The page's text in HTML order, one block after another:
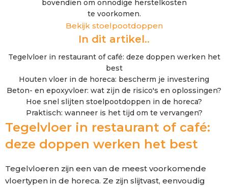
bovendien om onnodige herstelkosten
te voorkomen.
Bekijk stoelpootdoppen
In dit artikel..
Tegelvloer in restaurant of café: deze doppen werken het
best
Houten vloer in de horeca: bescherm je investering
Beton- en epoxyvloer: wat zijn de risico's en oplossingen?
Hoe snel slijten stoelpootdoppen in de horeca?
Praktisch: wanneer is het tijd om te vervangen?
Tegelvloer in restaurant of café:
deze doppen werken het best
Tegelvloeren zijn een van de meest voorkomende
vloertypen in de horeca. Ze zijn slijtvast, eenvoudig